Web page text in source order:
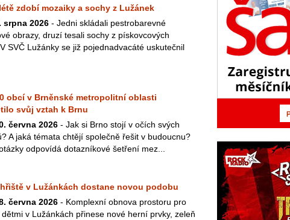
zdobí mozaiky a sochy z Lužánek
srpna 2026 - Jedni skládali pestrobarevné
obrazy, druzí tesali sochy z pískovcových
SVČ Lužánky se již pojednadvacáté uskutečnil
obcí v Brněnské metropolitní oblasti
svůj vztah k Brnu
června 2026 - Jak si Brno stojí v očích svých
A jaká témata chtějí společně řešit v budoucnu?
odpovídá dotazníkové šetření mez...
v Lužánkách dostane novou podobu
června 2026 - Komplexní obnova prostoru pro
dětmi v Lužánkách přinese nové herní prvky, zeleň